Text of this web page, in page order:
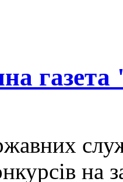
на